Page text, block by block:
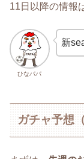
11日以降の情報
ひなパパ
新
ガチャ予想